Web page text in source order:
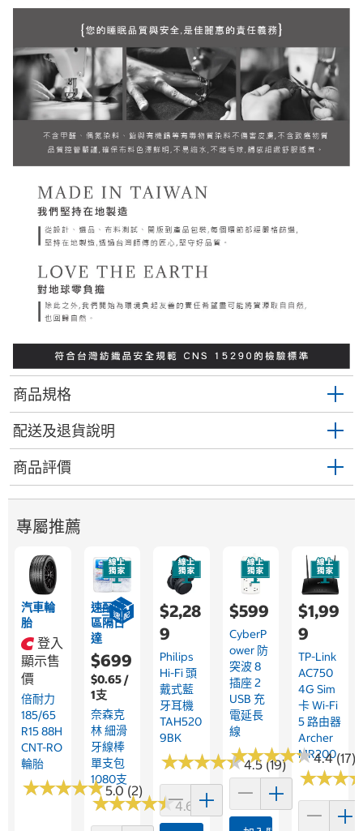
商品規格
配送及退貨說明
商品評價
專屬推薦
汽車輪
胎
登入
顯示售
價
倍耐力
185/65
R15 88H
CNT-RO
輪胎
★★★★★
★★★★★5.0 (2)
速配限
區隔日
達
$699
$0.65 /
1支
奈森克
林 細滑
牙線棒
單支包
1080支
★★★★★
★★★★★4.6 (48)
$2,28
9
Philips
Hi-Fi 頭
戴式藍
牙耳機
TAH520
9BK
★★★★★
★★★★★4.5 (19)
$599
CyberP
Ower 防
突波 8
插座 2
USB 充
電延長
線
★★★★★
★★★★★4.4 (17)
$1,99
9
TP-Link
AC750
4G Sim
卡 Wi-Fi
5 路由器
Archer
MR200
★★★
★★★